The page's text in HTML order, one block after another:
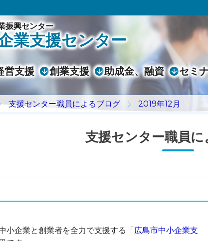
振興センター
業支援センター
営支援 創業支援 助成金、融資 セミ
支援センター職員によるブログ 2019年12月
支援センター職員
企業と創業者を全力で支援する「 広島市中小企業支